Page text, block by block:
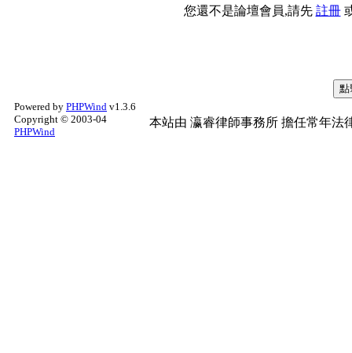
您還不是論壇會員,請先 註冊
Powered by PHPWind v1.3.6
Copyright © 2003-04
PHPWind
本站由 瀛睿律師事務所 擔任常年法